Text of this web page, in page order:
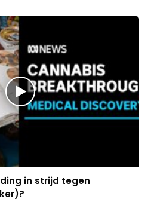
in strijd tegen